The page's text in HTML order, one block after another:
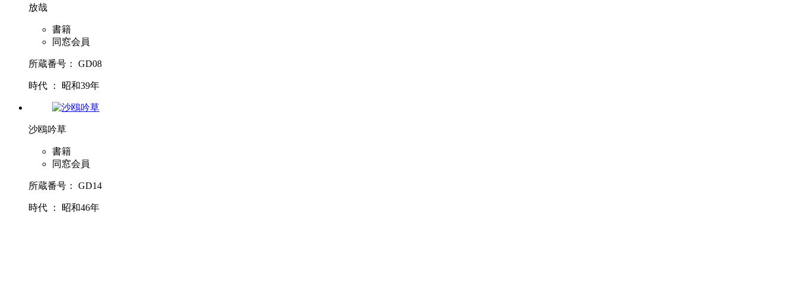
放哉
書籍
同窓会員
所蔵番号： GD08
時代 ： 昭和39年
沙鴎吟草
書籍
同窓会員
所蔵番号： GD14
時代 ： 昭和46年